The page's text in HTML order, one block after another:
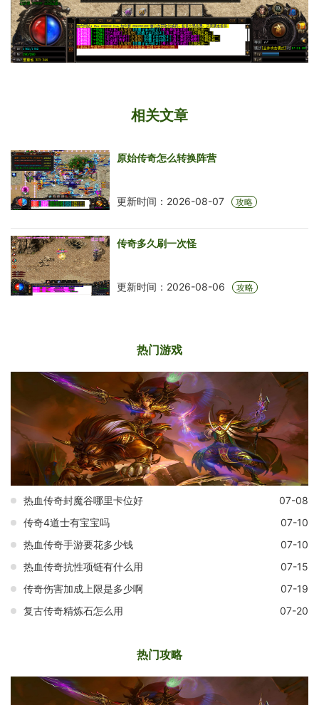
相关文章
原始传奇怎么转换阵营
更新时间：2026-08-07 攻略
传奇多久刷一次怪
更新时间：2026-08-06 攻略
热门游戏
热血传奇封魔谷哪里卡位好
07-08
传奇4道士有宝宝吗
07-10
热血传奇手游要花多少钱
07-10
热血传奇抗性项链有什么用
07-15
传奇伤害加成上限是多少啊
07-19
复古传奇精炼石怎么用
07-20
热门攻略